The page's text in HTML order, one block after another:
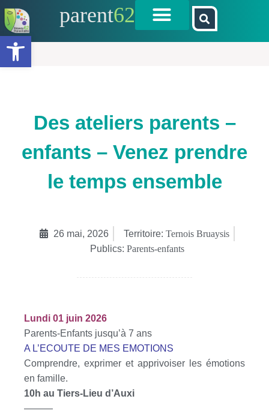
Ouvrir la barre d’outils
parent62
Des ateliers parents –
enfants – Venez prendre
le temps ensemble
26 mai, 2026 Territoire: Ternois Bruaysis
Publics: Parents-enfants
Lundi 01 juin 2026
Parents-Enfants jusqu’à 7 ans
A L’ECOUTE DE MES EMOTIONS
Comprendre, exprimer et apprivoiser les émotions
en famille.
10h au Tiers-Lieu d’Auxi
———